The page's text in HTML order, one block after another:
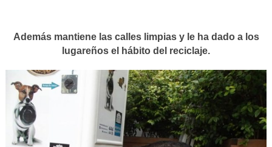
Además mantiene las calles limpias y le ha dado a los
lugareños el hábito del reciclaje.